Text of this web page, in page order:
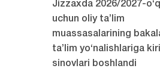
Jizzaxda 2026/2027-
uchun oliy ta’lim
muassasalarining
ta’lim yo‘nalishlariga
sinovlari boshlandi